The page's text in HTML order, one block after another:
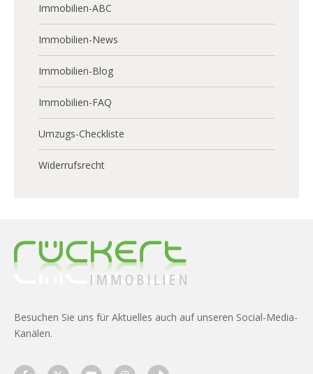
Immobilien-ABC
Immobilien-News
Immobilien-Blog
Immobilien-FAQ
Umzugs-Checkliste
Widerrufsrecht
Besuchen Sie uns für Aktuelles auch auf unseren Social-Media-
Kanälen.